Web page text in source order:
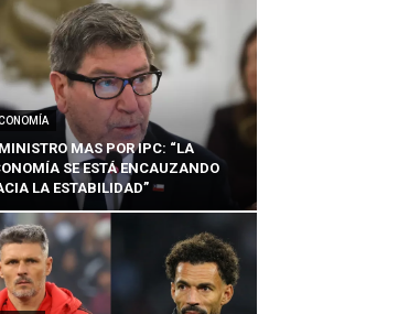
MAS POR IPC: “LA
SE ESTÁ ENCAUZANDO
LA ESTABILIDAD”